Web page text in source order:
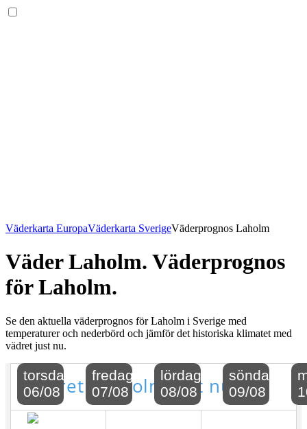
Väderkarta EuropaVäderkarta SverigeVäderprognos Laholm
Väder Laholm. Väderprognos
för Laholm.
Se den aktuella väderprognos för Laholm i Sverige med
temperaturer och nederbörd och jämför det historiska klimatet med
vädret just nu.
Vädret i Laholm just nu
torsdag
06/08
fredag
07/08
lördag
08/08
söndag
09/08